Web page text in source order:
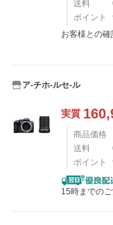
送料
ポイント
お客様との確
ア-チホ-ルセ-ル
実質
商品価格
送料
ポイント
15時までの